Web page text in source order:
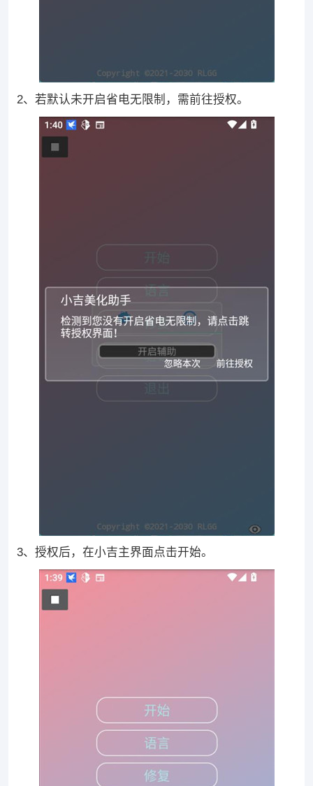
2、若默认未开启省电无限制，需前往授权。
3、授权后，在小吉主界面点击开始。